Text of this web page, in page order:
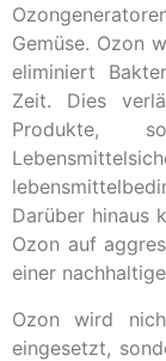
Gemüse. Ozon
eliminiert
Zeit. Dies
Produkte,
Darüber hinaus
Ozon auf
einer
Ozon wird
eingesetzt,